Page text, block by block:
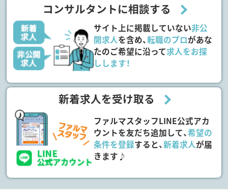
コンサルタントに相談する
サイト上に掲載していない非公
開求人を含め、転職のプロがあな
たのご希望に沿って求人をお探
しします！
新着求人を受け取る
ファルマスタッフLINE公式アカ
ウントを友だち追加して、希望の
条件を登録すると、新着求人が届
きます♪